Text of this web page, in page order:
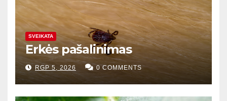
SVEIKATA
Erkės pašalinimas
RGP 5, 2026 0 COMMENTS